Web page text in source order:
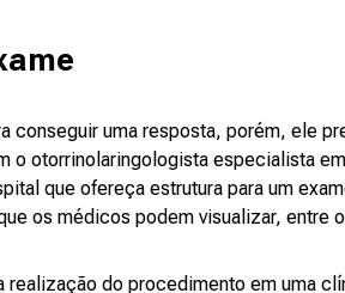
conseguir uma resposta, porém, ele
o otorrinolaringologista especialista
que ofereça estrutura para um
os médicos podem visualizar, entre
do procedimento em uma